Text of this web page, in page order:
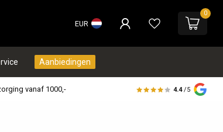
EUR
0
Aanbiedingen
vanaf 1000,- 4.4 /5